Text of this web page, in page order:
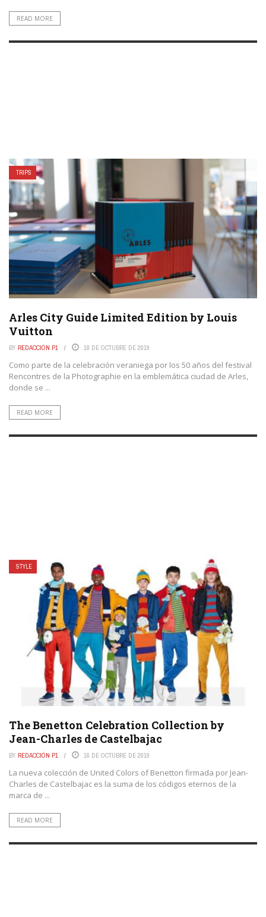
READ MORE
TRIPS
Arles City Guide Limited Edition by Louis
Vuitton
BY REDACCIÓN P1 18 DE OCTUBRE DE 2019
Como parte de la celebración veraniega por los 50 años del festival
Rencontres de la Photographie en la emblemática ciudad de Arles,
donde se ...
READ MORE
STYLE
The Benetton Celebration Collection by
Jean-Charles de Castelbajac
BY REDACCIÓN P1 16 DE OCTUBRE DE 2019
La nueva colección de United Colors of Benetton firmada por Jean-
Charles de Castelbajac es la suma de los códigos eternos de la
marca de ...
READ MORE